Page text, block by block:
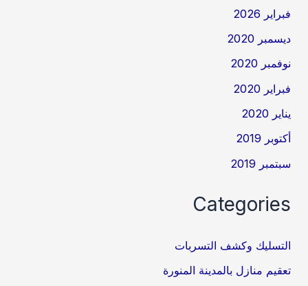
فبراير 2026
ديسمبر 2020
نوفمبر 2020
فبراير 2020
يناير 2020
أكتوبر 2019
سبتمبر 2019
Categories
التسليك وكشف التسربات
تعقيم منازل بالمدينة المنورة